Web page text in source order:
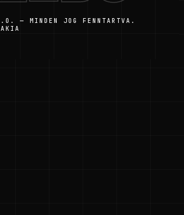
— MINDEN JOG FENNTARTVA.